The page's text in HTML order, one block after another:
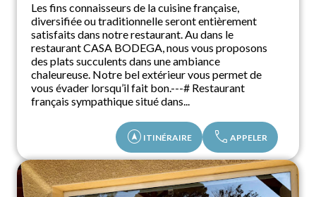
Les fins connaisseurs de la cuisine française,
diversifiée ou traditionnelle seront entièrement
satisfaits dans notre restaurant. Au dans le
restaurant CASA BODEGA, nous vous proposons
des plats succulents dans une ambiance
chaleureuse. Notre bel extérieur vous permet de
vous évader lorsqu’il fait bon.---# Restaurant
français sympathique situé dans...
assistant_navigation ITINÉRAIRE call APPELER